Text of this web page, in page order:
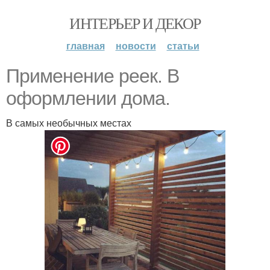
ИНТЕРЬЕР И ДЕКОР
главная новости статьи
Применение реек. В
оформлении дома.
В самых необычных местах